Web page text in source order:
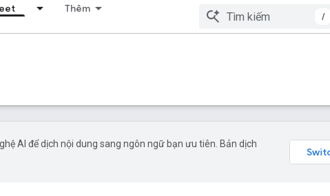
Thêm
/
AI để dịch nội dung sang ngôn ngữ bạn ưu tiên. Bản dịch